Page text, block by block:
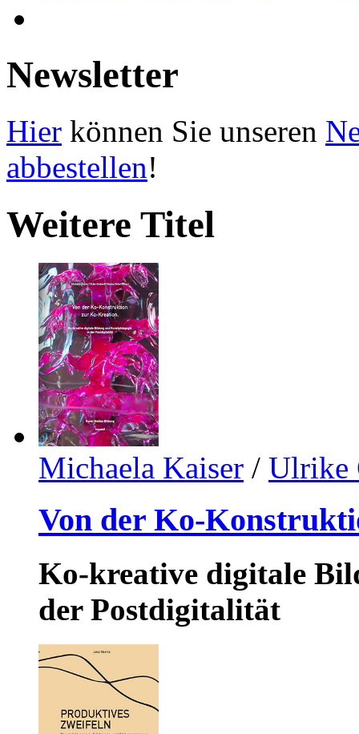
Newsletter
Hier können Sie unseren
abbestellen!
Weitere Titel
Michaela Kaiser / Ulrike
Von der Ko-
Ko-kreative digitale
der Postdigitalität